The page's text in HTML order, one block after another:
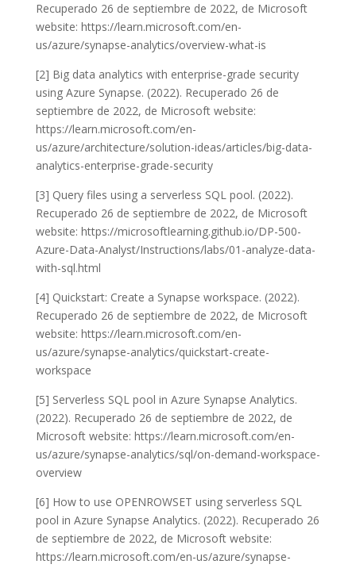
Recuperado 26 de septiembre de 2022, de Microsoft
website: https://learn.microsoft.com/en-
us/azure/synapse-analytics/overview-what-is
[2] Big data analytics with enterprise-grade security
using Azure Synapse. (2022). Recuperado 26 de
septiembre de 2022, de Microsoft website:
https://learn.microsoft.com/en-
us/azure/architecture/solution-ideas/articles/big-data-
analytics-enterprise-grade-security
[3] Query files using a serverless SQL pool. (2022).
Recuperado 26 de septiembre de 2022, de Microsoft
website: https://microsoftlearning.github.io/DP-500-
Azure-Data-Analyst/Instructions/labs/01-analyze-data-
with-sql.html
[4] Quickstart: Create a Synapse workspace. (2022).
Recuperado 26 de septiembre de 2022, de Microsoft
website: https://learn.microsoft.com/en-
us/azure/synapse-analytics/quickstart-create-
workspace
[5] Serverless SQL pool in Azure Synapse Analytics.
(2022). Recuperado 26 de septiembre de 2022, de
Microsoft website: https://learn.microsoft.com/en-
us/azure/synapse-analytics/sql/on-demand-workspace-
overview
[6] How to use OPENROWSET using serverless SQL
pool in Azure Synapse Analytics. (2022). Recuperado 26
de septiembre de 2022, de Microsoft website:
https://learn.microsoft.com/en-us/azure/synapse-